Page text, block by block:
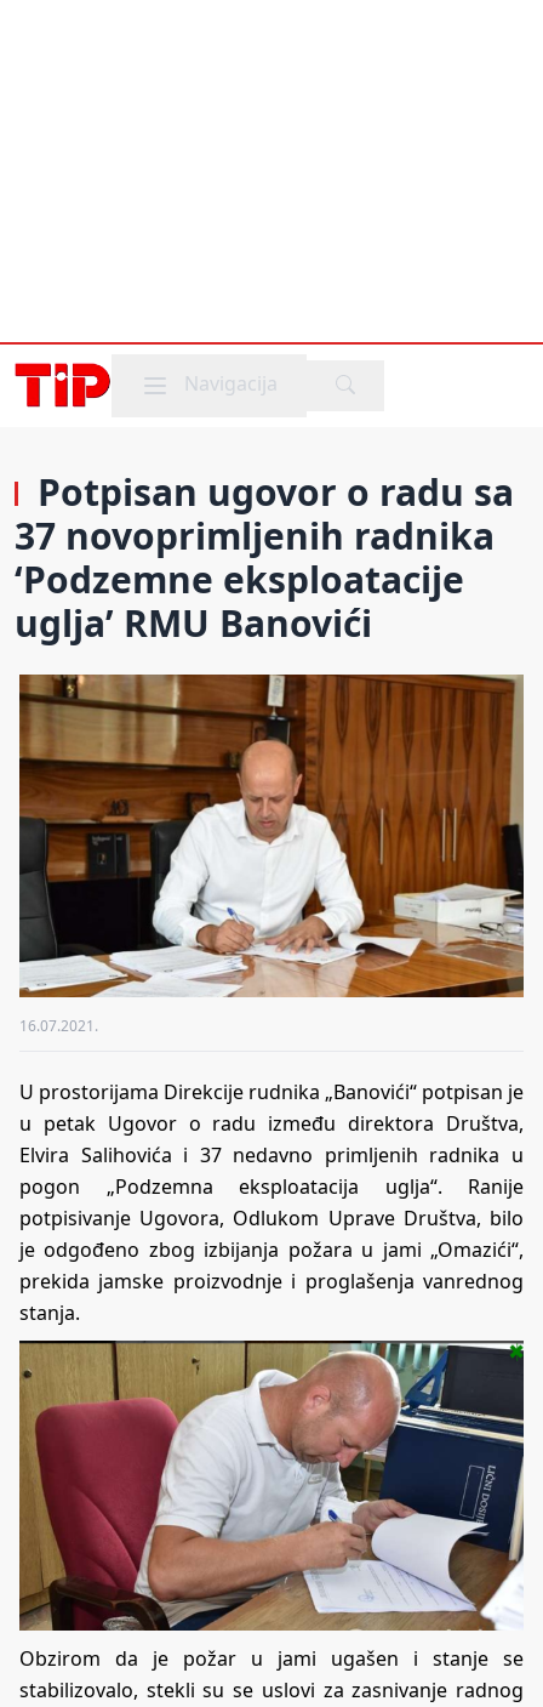
Mobile menu
Navigacija
Potpisan ugovor o radu sa
37 novoprimljenih radnika
‘Podzemne eksploatacije
uglja’ RMU Banovići
16.07.2021.
U prostorijama Direkcije rudnika „Banovići“ potpisan je
u petak Ugovor o radu između direktora Društva,
Elvira Salihovića i 37 nedavno primljenih radnika u
pogon „Podzemna eksploatacija uglja“. Ranije
potpisivanje Ugovora, Odlukom Uprave Društva, bilo
je odgođeno zbog izbijanja požara u jami „Omazići“,
prekida jamske proizvodnje i proglašenja vanrednog
stanja.
Obzirom da je požar u jami ugašen i stanje se
stabilizovalo, stekli su se uslovi za zasnivanje radnog